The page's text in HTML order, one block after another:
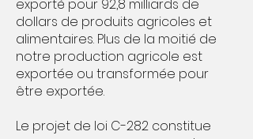
exporté pour 92,8 milliards de
dollars de produits agricoles et
alimentaires. Plus de la moitié de
notre production agricole est
exportée ou transformée pour
être exportée.
Le projet de loi C-282 constitue